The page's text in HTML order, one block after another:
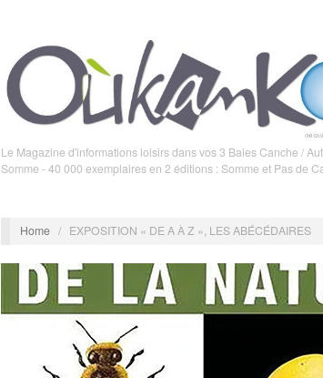
Le Magazine d'informations loisirs dans vos 3 Baies Canche /
Somme - 40 000 exemplaires en 2 éditions : Somme et Pas de
Home / EXPOSITION « DE A À Z », LES ABÉCÉDAIRES